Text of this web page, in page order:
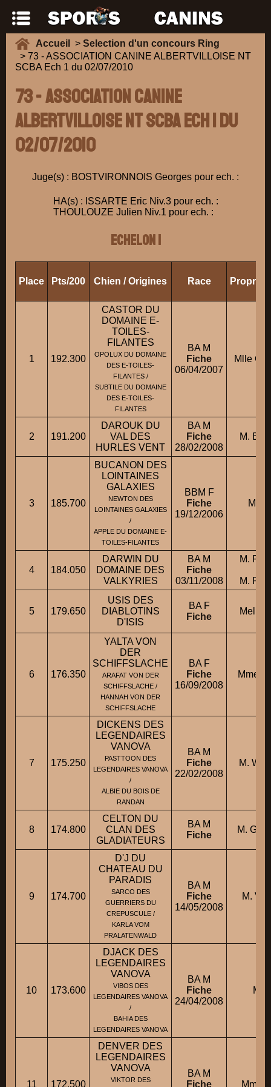
Accueil > Selection d'un concours Ring
> 73 - ASSOCIATION CANINE ALBERTVILLOISE NT
SCBA Ech 1 du 02/07/2010
73 - ASSOCIATION CANINE
ALBERTVILLOISE NT SCBA Ech 1 du
02/07/2010
Juge(s) : BOSTVIRONNOIS Georges pour ech. :
HA(s) : ISSARTE Eric Niv.3 pour ech. :
THOULOUZE Julien Niv.1 pour ech. :
ECHELON 1
Place Pts/200 Chien / Origines Race
1 192.300
CASTOR DU
DOMAINE E-
TOILES-
FILANTES
OPOLUX DU DOMAINE
DES E-TOILES-
FILANTES /
SUBTILE DU DOMAINE
DES E-TOILES-
FILANTES
BA M
Fiche
06/04/2007
Mlle
2 191.200
DAROUK DU
VAL DES
HURLES VENT
BA M
Fiche
28/02/2008
M.
3 185.700
BUCANON DES
LOINTAINES
GALAXIES
NEWTON DES
LOINTAINES GALAXIES
/
APPLE DU DOMAINE E-
TOILES-FILANTES
BBM F
Fiche
19/12/2006
M.
4 184.050
DARWIN DU
DOMAINE DES
VALKYRIES
BA M
Fiche
03/11/2008
M.
M.
5 179.650
USIS DES
DIABLOTINS
D'ISIS
BA F
Fiche
Melle
6 176.350
YALTA VON
DER
SCHIFFSLACHE
ARAFAT VON DER
SCHIFFSLACHE /
HANNAH VON DER
SCHIFFSLACHE
BA F
Fiche
16/09/2008
Mme
7 175.250
DICKENS DES
LEGENDAIRES
VANOVA
PASTTOON DES
LEGENDAIRES VANOVA
/
ALBIE DU BOIS DE
RANDAN
BA M
Fiche
22/02/2008
M.
8 174.800
CELTON DU
CLAN DES
GLADIATEURS
BA M
Fiche
M.
9 174.700
D'J DU
CHATEAU DU
PARADIS
SARCO DES
GUERRIERS DU
CREPUSCULE /
KARLA VOM
PRALATENWALD
BA M
Fiche
14/05/2008
M.
10 173.600
DJACK DES
LEGENDAIRES
VANOVA
VIBOS DES
LEGENDAIRES VANOVA
/
BAHIA DES
LEGENDAIRES VANOVA
BA M
Fiche
24/04/2008
M.
11 172.500
DENVER DES
LEGENDAIRES
VANOVA
VIKTOR DES
BA M
Fiche
Mme